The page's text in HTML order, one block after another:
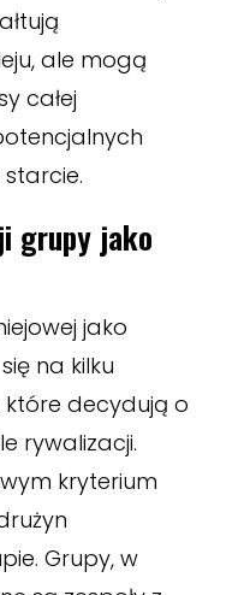
ale mogą
całej
grupy jako
jako
na kilku
które decydują o
rywalizacji.
kryterium
Grupy, w